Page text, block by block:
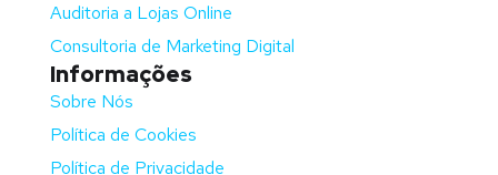
Auditoria a Lojas Online
Consultoria de Marketing Digital
Informações
Sobre Nós
Política de Cookies
Política de Privacidade